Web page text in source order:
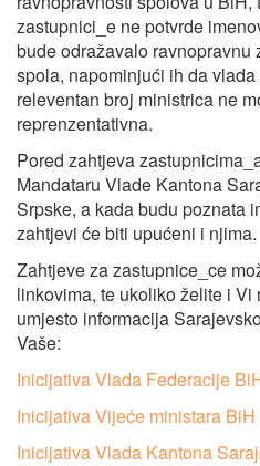
zastupnici_e ne potvrde
bude odražavalo ravnopravnu
spola, napominjući ih da
releventan broj ministrica ne
reprenzentativna.
Pored zahtjeva
Mandataru Vlade Kantona
Srpske, a kada budu poznata
zahtjevi će biti upućeni i njima.
Zahtjeve za zastupnice_ce
linkovima, te ukoliko želite i Vi
umjesto informacija
Vaše:
Inicijativa Vlada Federacije
Inicijativa Vijeće ministara BiH
Inicijativa Vlada Kantona